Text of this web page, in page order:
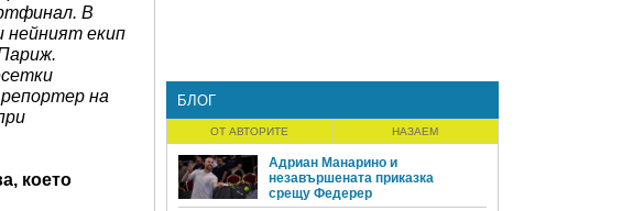
В
нейният екип
на
което
БЛОГ
ОТ АВТОРИТЕ НАЗАЕМ
Адриан Манарино и
незавършената приказка
срещу Федерер